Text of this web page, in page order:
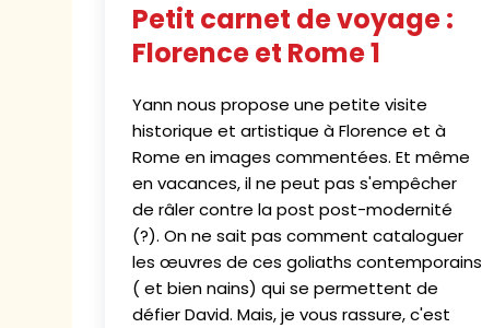
Petit carnet de voyage :
Florence et Rome 1
Yann nous propose une petite visite
historique et artistique à Florence et à
Rome en images commentées. Et même
en vacances, il ne peut pas s'empêcher
de râler contre la post post-modernité
(?). On ne sait pas comment cataloguer
les œuvres de ces goliaths contemporains
( et bien nains) qui se permettent de
défier David. Mais, je vous rassure, c'est